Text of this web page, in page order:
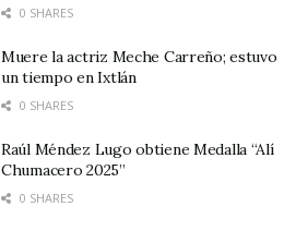
0 SHARES
Muere la actriz Meche Carreño; estuvo
un tiempo en Ixtlán
0 SHARES
Raúl Méndez Lugo obtiene Medalla “Alí
Chumacero 2025”
0 SHARES